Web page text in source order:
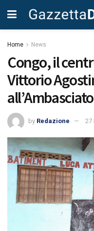
Home News
Congo, il
Vittorio
by Redazione 27